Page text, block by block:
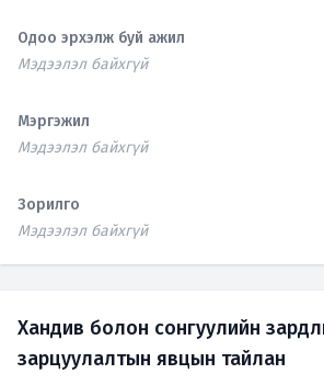
Одоо эрхэлж буй ажил
Мэдээлэл байхгүй
Мэргэжил
Мэдээлэл байхгүй
Зорилго
Мэдээлэл байхгүй
Хандив болон сонгуулийн
зарцуулалтын явцын тайлан